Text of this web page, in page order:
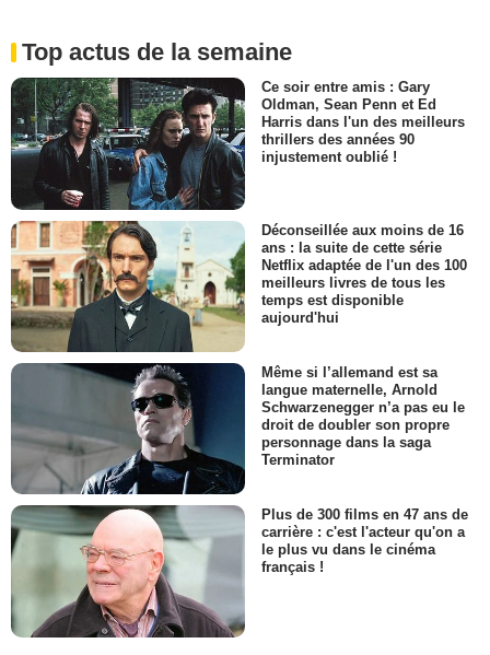
Top actus de la semaine
Ce soir entre amis : Gary
Oldman, Sean Penn et Ed
Harris dans l'un des meilleurs
thrillers des années 90
injustement oublié !
Déconseillée aux moins de 16
ans : la suite de cette série
Netflix adaptée de l'un des 100
meilleurs livres de tous les
temps est disponible
aujourd'hui
Même si l’allemand est sa
langue maternelle, Arnold
Schwarzenegger n’a pas eu le
droit de doubler son propre
personnage dans la saga
Terminator
Plus de 300 films en 47 ans de
carrière : c'est l'acteur qu'on a
le plus vu dans le cinéma
français !